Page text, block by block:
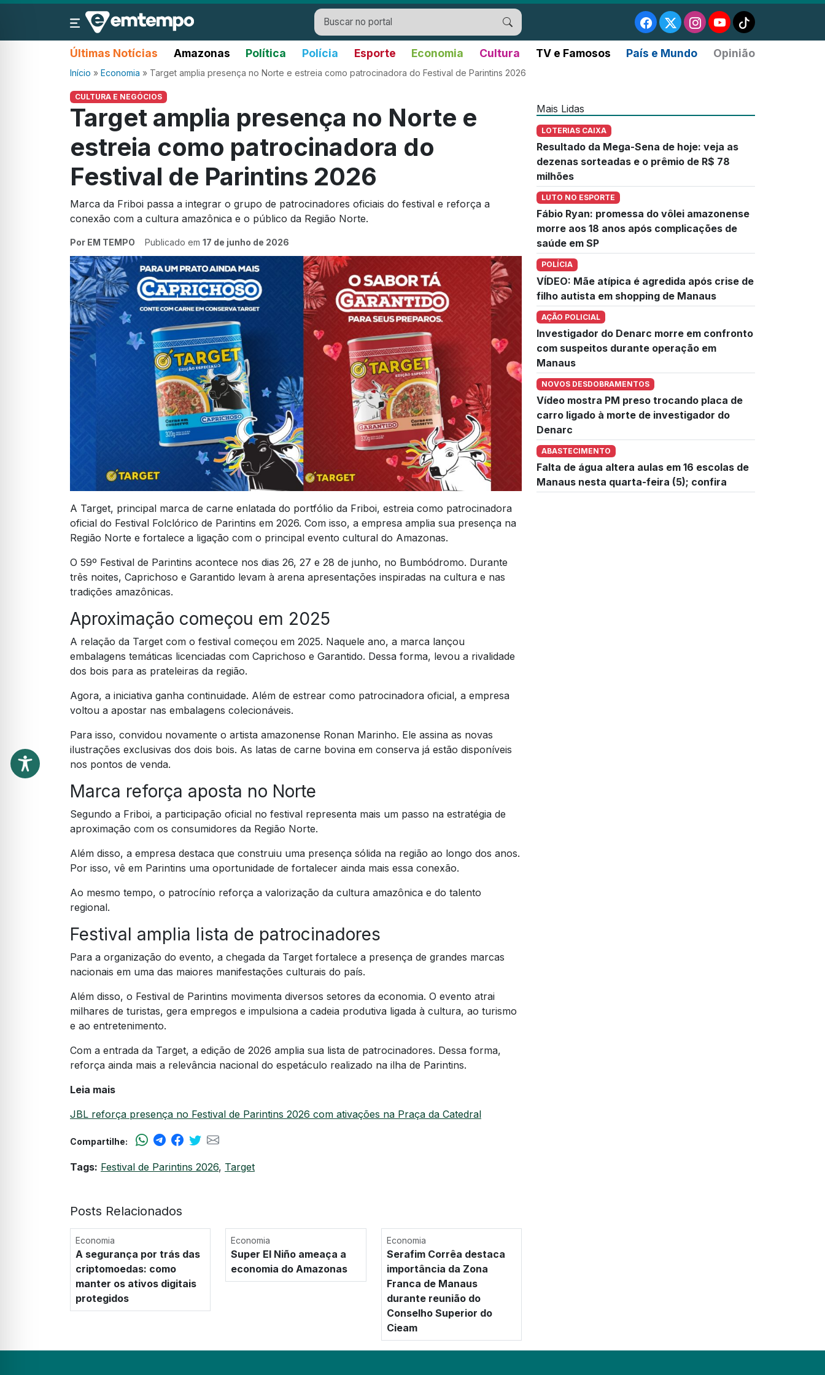
Últimas Notícias Amazonas Política Polícia Esporte Economia Cultura TV e Famosos País e Mundo Opinião
Início » Economia » Target amplia presença no Norte e estreia como patrocinadora do Festival de Parintins 2026
CULTURA E NEGÓCIOS
Target amplia presença no Norte e
estreia como patrocinadora do
Festival de Parintins 2026
Marca da Friboi passa a integrar o grupo de patrocinadores oficiais do festival e reforça a
conexão com a cultura amazônica e o público da Região Norte.
Por EM TEMPO Publicado em 17 de junho de 2026
A Target, principal marca de carne enlatada do portfólio da Friboi, estreia como patrocinadora
oficial do Festival Folclórico de Parintins em 2026. Com isso, a empresa amplia sua presença na
Região Norte e fortalece a ligação com o principal evento cultural do Amazonas.
O 59º Festival de Parintins acontece nos dias 26, 27 e 28 de junho, no Bumbódromo. Durante
três noites, Caprichoso e Garantido levam à arena apresentações inspiradas na cultura e nas
tradições amazônicas.
Aproximação começou em 2025
A relação da Target com o festival começou em 2025. Naquele ano, a marca lançou
embalagens temáticas licenciadas com Caprichoso e Garantido. Dessa forma, levou a rivalidade
dos bois para as prateleiras da região.
Agora, a iniciativa ganha continuidade. Além de estrear como patrocinadora oficial, a empresa
voltou a apostar nas embalagens colecionáveis.
Para isso, convidou novamente o artista amazonense Ronan Marinho. Ele assina as novas
ilustrações exclusivas dos dois bois. As latas de carne bovina em conserva já estão disponíveis
nos pontos de venda.
Marca reforça aposta no Norte
Segundo a Friboi, a participação oficial no festival representa mais um passo na estratégia de
aproximação com os consumidores da Região Norte.
Além disso, a empresa destaca que construiu uma presença sólida na região ao longo dos anos.
Por isso, vê em Parintins uma oportunidade de fortalecer ainda mais essa conexão.
Ao mesmo tempo, o patrocínio reforça a valorização da cultura amazônica e do talento
regional.
Festival amplia lista de patrocinadores
Para a organização do evento, a chegada da Target fortalece a presença de grandes marcas
nacionais em uma das maiores manifestações culturais do país.
Além disso, o Festival de Parintins movimenta diversos setores da economia. O evento atrai
milhares de turistas, gera empregos e impulsiona a cadeia produtiva ligada à cultura, ao turismo
e ao entretenimento.
Com a entrada da Target, a edição de 2026 amplia sua lista de patrocinadores. Dessa forma,
reforça ainda mais a relevância nacional do espetáculo realizado na ilha de Parintins.
Leia mais
JBL reforça presença no Festival de Parintins 2026 com ativações na Praça da Catedral
Compartilhe:
Tags: Festival de Parintins 2026, Target
Posts Relacionados
Economia
A segurança por trás das
criptomoedas: como
manter os ativos digitais
protegidos
Economia
Super El Niño ameaça a
economia do Amazonas
Economia
Serafim Corrêa destaca
importância da Zona
Franca de Manaus
durante reunião do
Conselho Superior do
Cieam
Mais Lidas
LOTERIAS CAIXA
Resultado da Mega-Sena de hoje: veja as
dezenas sorteadas e o prêmio de R$ 78
milhões
LUTO NO ESPORTE
Fábio Ryan: promessa do vôlei amazonense
morre aos 18 anos após complicações de
saúde em SP
POLÍCIA
VÍDEO: Mãe atípica é agredida após crise de
filho autista em shopping de Manaus
AÇÃO POLICIAL
Investigador do Denarc morre em confronto
com suspeitos durante operação em
Manaus
NOVOS DESDOBRAMENTOS
Vídeo mostra PM preso trocando placa de
carro ligado à morte de investigador do
Denarc
ABASTECIMENTO
Falta de água altera aulas em 16 escolas de
Manaus nesta quarta-feira (5); confira